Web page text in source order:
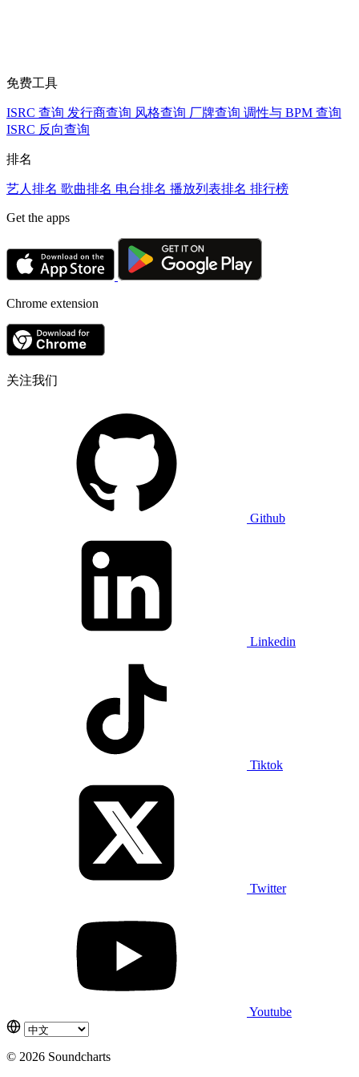
免费工具
ISRC 查询 发行商查询 风格查询 厂牌查询 调性与 BPM 查询
ISRC 反向查询
排名
艺人排名 歌曲排名 电台排名 播放列表排名 排行榜
Get the apps
Chrome extension
关注我们
Github
Linkedin
Tiktok
Twitter
Youtube
© 2026 Soundcharts